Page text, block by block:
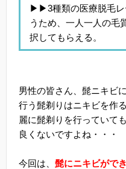
▶▶3種類の医療脱毛レ
うため、一人一人の毛
択してもらえる。
男性の皆さん、髭ニキビ
行う髭剃りはニキビを作
麗に髭剃りを行っていて
良くないですよね・・・
今回は、 髭にニキビがで